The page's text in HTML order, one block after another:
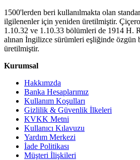
1500'lerden beri kullanılmakta olan
ilgilenenler için yeniden üretilmiştir. Çiçero
1.10.32 ve 1.10.33 bölümleri de 1914 H.
alınan İngilizce sürümleri eşliğinde özgün
üretilmiştir.
Kurumsal
Hakkımzda
Banka Hesaplarımız
Kullanım Koşulları
Gizlilik & Güvenlik İlkeleri
KVKK Metni
Kullanıcı Kılavuzu
Yardım Merkezi
İade Politikası
Müşteri İlişkileri